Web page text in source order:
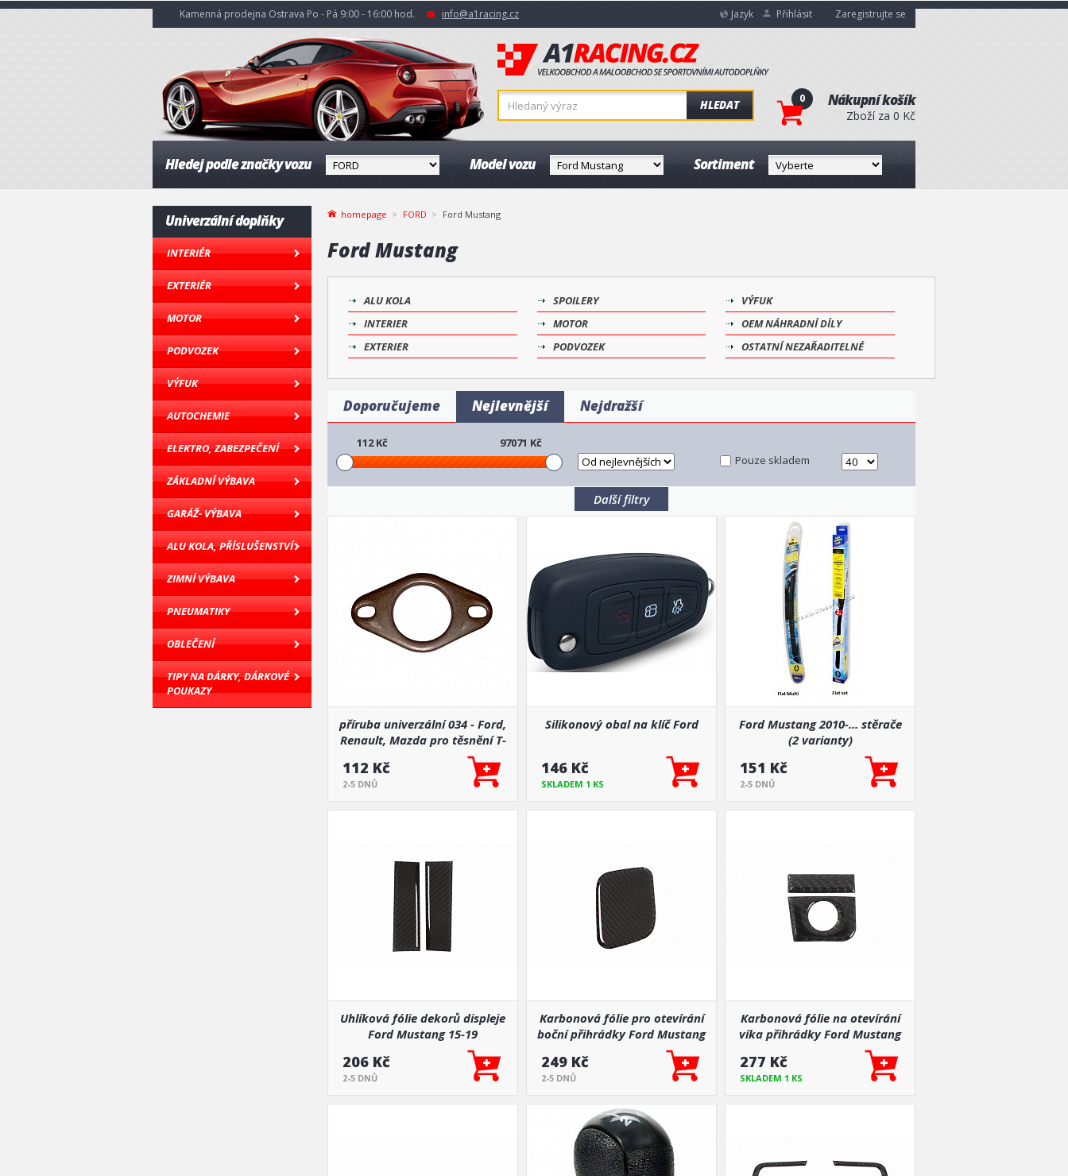
Kamenná prodejna Ostrava Po - Pá 9:00 - 16:00 hod. info@a1racing.cz Jazyk Přihlásit Zaregistrujte se
HLEDAT 0 Nákupní košík
Zboží za 0 Kč
Hledej podle značky vozu Model vozu Sortiment
Univerzální doplňky
INTERIÉR
EXTERIÉR
MOTOR
PODVOZEK
VÝFUK
AUTOCHEMIE
ELEKTRO, ZABEZPEČENÍ
ZÁKLADNÍ VÝBAVA
GARÁŽ- VÝBAVA
ALU KOLA, PŘÍSLUŠENSTVÍ
ZIMNÍ VÝBAVA
PNEUMATIKY
OBLEČENÍ
TIPY NA DÁRKY, DÁRKOVÉ
POUKAZY
homepage FORD Ford Mustang
Ford Mustang
ALU KOLA
INTERIER
EXTERIER
SPOILERY
MOTOR
PODVOZEK
VÝFUK
OEM NÁHRADNÍ DÍLY
OSTATNÍ NEZAŘADITELNÉ
Doporučujeme Nejlevnější Nejdražší
112Kč 97071 Kč
Pouze skladem
Další filtry
příruba univerzální 034 - Ford,
Renault, Mazda pro těsnění T-
112 Kč
2-5 DNŮ
Silikonový obal na klíč Ford
146 Kč
SKLADEM 1 KS
Ford Mustang 2010-... stěrače
(2 varianty)
151 Kč
2-5 DNŮ
Uhlíková fólie dekorů displeje
Ford Mustang 15-19
206 Kč
2-5 DNŮ
Karbonová fólie pro otevírání
boční přihrádky Ford Mustang
249 Kč
2-5 DNŮ
Karbonová fólie na otevírání
víka přihrádky Ford Mustang
277 Kč
SKLADEM 1 KS